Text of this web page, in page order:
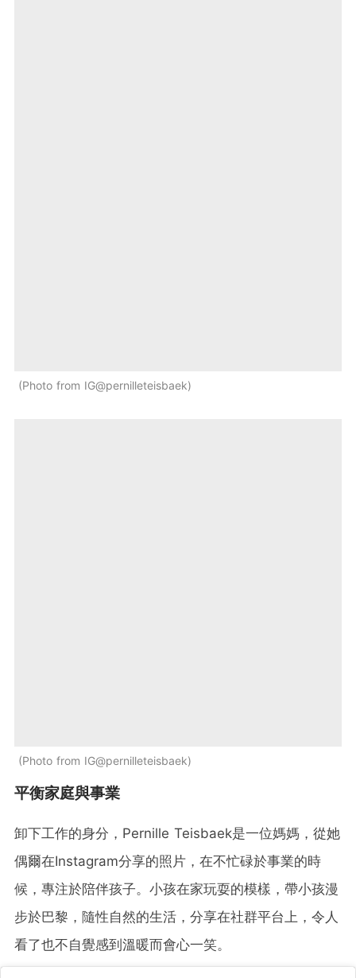
Photo from IG@pernilleteisbaek
Photo from IG@pernilleteisbaek
平衡家庭與事業
卸下工作的身分，Pernille Teisbaek是一位媽媽，從她
偶爾在Instagram分享的照片，在不忙碌於事業的時
候，專注於陪伴孩子。小孩在家玩耍的模樣，帶小孩漫
步於巴黎，隨性自然的生活，分享在社群平台上，令人
看了也不自覺感到溫暖而會心一笑。